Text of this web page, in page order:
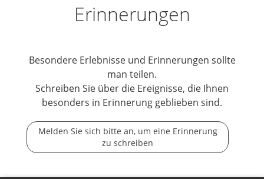
Erinnerungen
Besondere Erlebnisse und Erinnerungen sollte
man teilen.
Schreiben Sie über die Ereignisse, die Ihnen
besonders in Erinnerung geblieben sind.
Melden Sie sich bitte an, um eine Erinnerung
zu schreiben